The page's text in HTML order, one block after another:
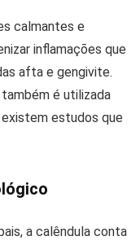
calmantes e
inflamações que
afta e gengivite.
é utilizada
estudos que
a calêndula conta